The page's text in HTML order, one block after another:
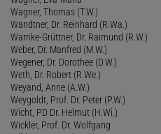
Wagner, Thomas (T.W.)
Wandtner, Dr. Reinhard (R.Wa.)
Warnke-Grüttner, Dr. Raimund (R.W.)
Weber, Dr. Manfred (M.W.)
Wegener, Dr. Dorothee (D.W.)
Weth, Dr. Robert (R.We.)
Weyand, Anne (A.W.)
Weygoldt, Prof. Dr. Peter (P.W.)
Wicht, PD Dr. Helmut (H.Wi.)
Wickler, Prof. Dr. Wolfgang